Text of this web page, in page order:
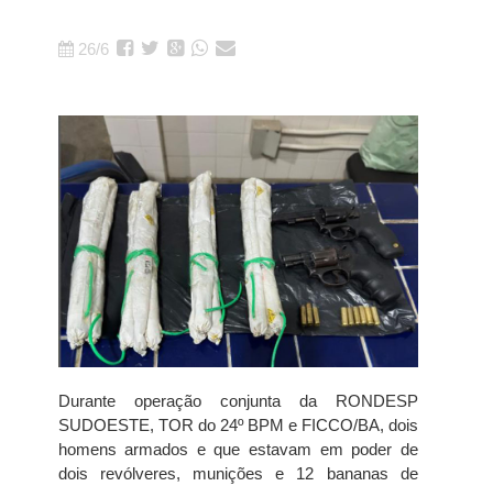
26/6
Durante operação conjunta da RONDESP
SUDOESTE, TOR do 24º BPM e FICCO/BA, dois
homens armados e que estavam em poder de
dois revólveres, munições e 12 bananas de